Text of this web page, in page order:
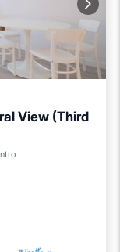
View (Third